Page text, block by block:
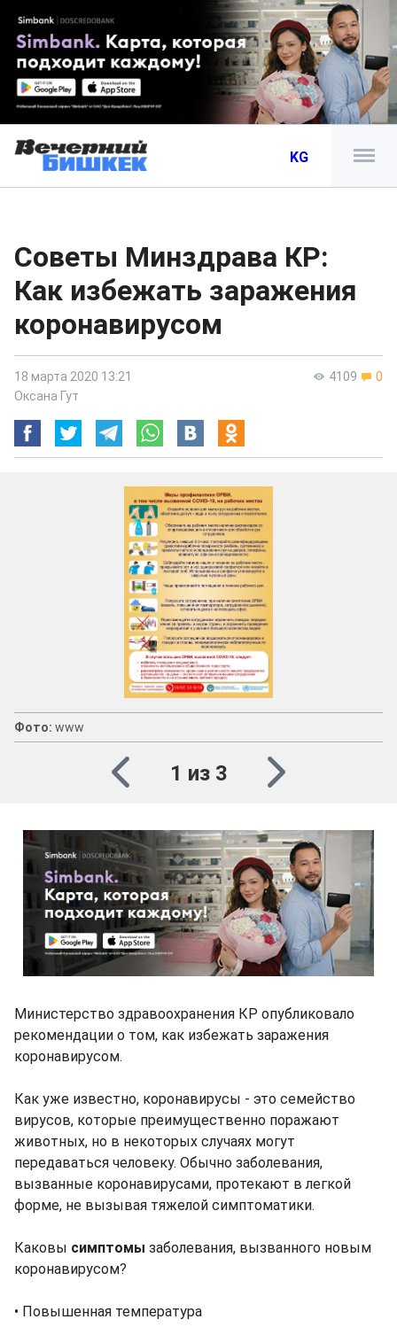
KG
Советы Минздрава КР:
Как избежать заражения
коронавирусом
4109 0
18 марта 2020 13:21
Оксана Гут
Фото: www
1 из 3
Министерство здравоохранения КР опубликовало
рекомендации о том, как избежать заражения
коронавирусом.
Как уже известно, коронавирусы - это семейство
вирусов, которые преимущественно поражают
животных, но в некоторых случаях могут
передаваться человеку. Обычно заболевания,
вызванные коронавирусами, протекают в легкой
форме, не вызывая тяжелой симптоматики.
Каковы симптомы заболевания, вызванного новым
коронавирусом?
• Повышенная температура